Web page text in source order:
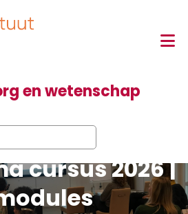
en wetenschap
cursus 2026 |